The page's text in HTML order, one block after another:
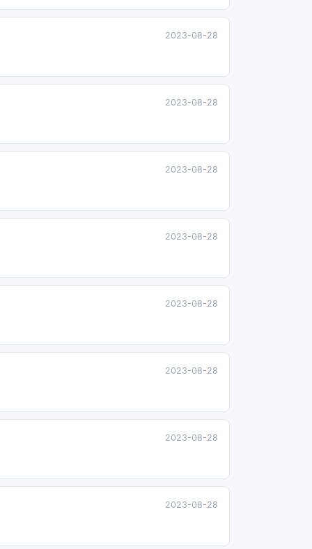
2023-08-28
2023-08-28
2023-08-28
2023-08-28
2023-08-28
2023-08-28
2023-08-28
2023-08-28